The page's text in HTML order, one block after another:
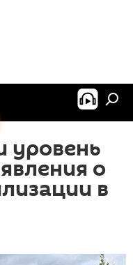
уровень
о
в